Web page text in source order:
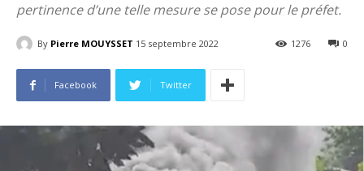
pertinence d’une telle mesure se pose pour le préfet.
By Pierre MOUYSSET 15 septembre 2022 0
1276
Facebook Twitter